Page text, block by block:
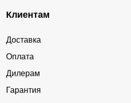
Клиентам
Доставка
Оплата
Дилерам
Гарантия